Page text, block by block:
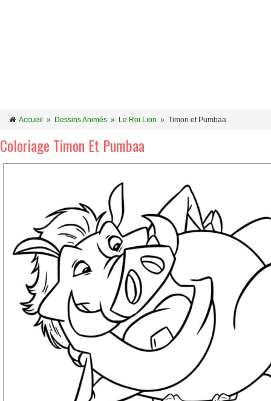
Accueil » Dessins Animés » Le Roi Lion » Timon et Pumbaa
Coloriage Timon Et Pumbaa